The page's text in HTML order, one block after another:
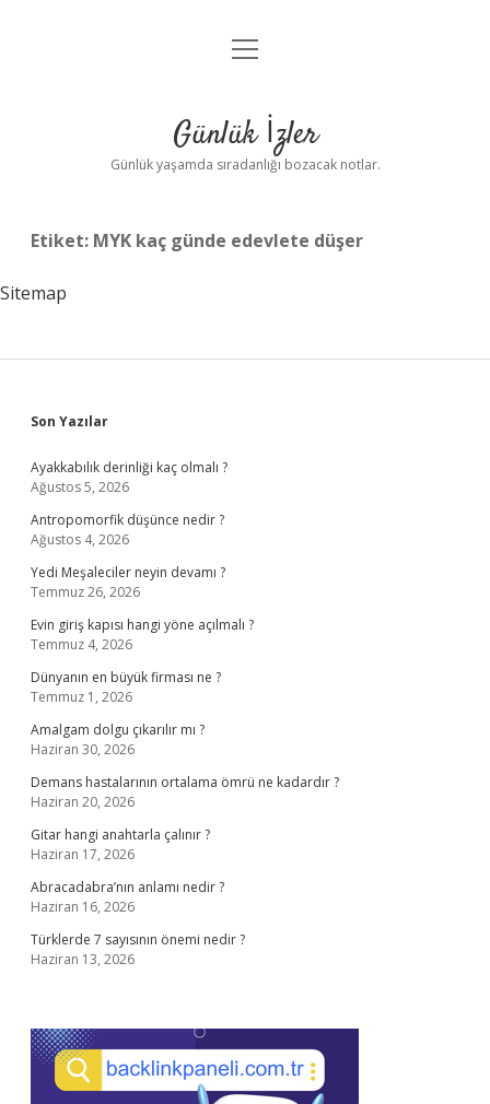
Anasayfa
Yasal Uyarı
menüyü
Günlük İzler
Günlük yaşamda sıradanlığı bozacak notlar.
Etiket: MYK kaç günde edevlete düşer
Sitemap
Sidebar
Son Yazılar
Ayakkabılık derinliği kaç olmalı ?
Ağustos 5, 2026
Antropomorfik düşünce nedir ?
Ağustos 4, 2026
Yedi Meşaleciler neyin devamı ?
Temmuz 26, 2026
Evin giriş kapısı hangi yöne açılmalı ?
Temmuz 4, 2026
Dünyanın en büyük firması ne ?
Temmuz 1, 2026
Amalgam dolgu çıkarılır mı ?
Haziran 30, 2026
Demans hastalarının ortalama ömrü ne kadardır ?
Haziran 20, 2026
Gitar hangi anahtarla çalınır ?
Haziran 17, 2026
Abracadabra’nın anlamı nedir ?
Haziran 16, 2026
Türklerde 7 sayısının önemi nedir ?
Haziran 13, 2026